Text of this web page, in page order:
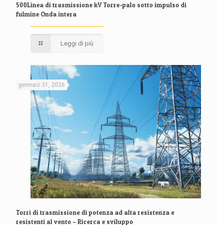
500Linea di trasmissione kV Torre-palo sotto impulso di
fulmine Onda intera
Leggi di più
gennaio 31, 2026
Torri di trasmissione di potenza ad alta resistenza e
resistenti al vento – Ricerca e sviluppo